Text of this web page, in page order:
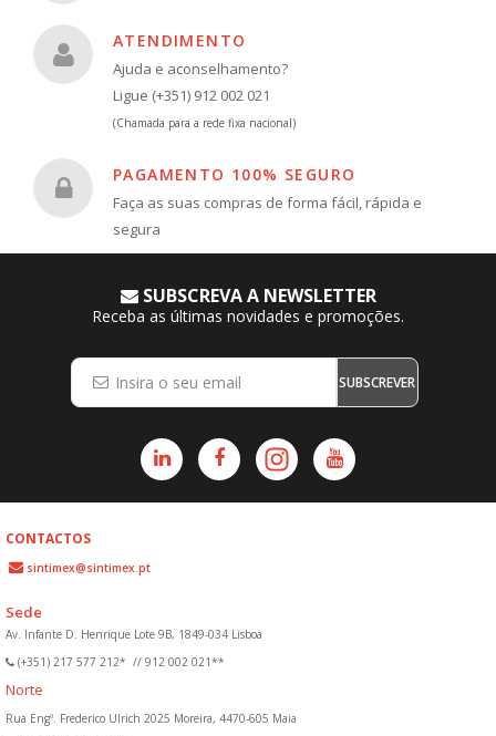
ATENDIMENTO
Ajuda e aconselhamento?
Ligue (+351) 912 002 021
(Chamada para a rede fixa nacional)
PAGAMENTO 100% SEGURO
Faça as suas compras de forma fácil, rápida e
segura
SUBSCREVA A NEWSLETTER
Receba as últimas novidades e promoções.
SUBSCREVER
CONTACTOS
sintimex@sintimex.pt
Sede
Av. Infante D. Henrique Lote 9B, 1849-034 Lisboa
(+351) 217 577 212* // 912 002 021**
Norte
Rua Engº. Frederico Ulrich 2025 Moreira, 4470-605 Maia